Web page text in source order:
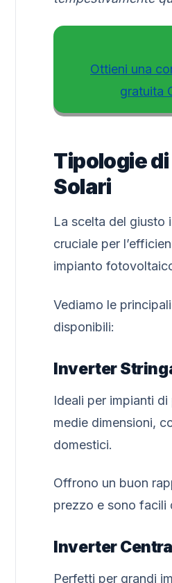
Ottieni una
gratuita
Tipologie
Solari
La scelta del giusto
cruciale per
impianto
Vediamo le
disponibili:
Inverter
Ideali per impianti
medie dimensioni,
domestici.
Offrono un buon
prezzo e sono facili
Inverter
Perfetti per grandi